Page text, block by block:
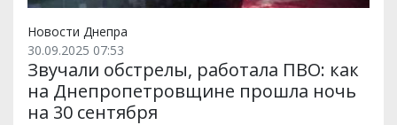
Новости Днепра
30.09.2025 07:53
Звучали обстрелы, работала ПВО: как
на Днепропетровщине прошла ночь
на 30 сентября